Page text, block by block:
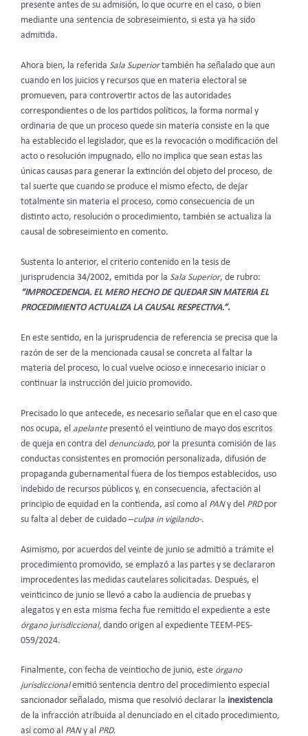
presente antes de su admisión, lo que ocurre en el caso, o bien
mediante una sentencia de sobreseimiento, si esta ya ha sido
admitida.
Ahora bien, la referida Sala Superiortambién ha señalado que aun
cuando en los juicios y recursos que en materia electoral se
promueven, para controvertir actos de las autoridades
correspondientes o de los partidos políticos, la forma normal y
ordinaria de que un proceso quede sin materia consiste en la que
ha establecido el legislador, que es la revocación o modificación del
acto o resolución impugnado, ello no implica que sean estas las
únicas causas para generar la extinción del objeto del proceso, de
tal suerte que cuando se produce el mismo efecto, de dejar
totalmente sin materia el proceso, como consecuencia de un
distinto acto, resolución o procedimiento, también se actualiza la
causal de sobreseimiento en comento.
Sustenta lo anterior, el criterio contenido en la tesis de
jurisprudencia 34/2002, emitida por la Sala Superior, de rubro:
“IMPROCEDENCIA. EL MERO HECHO DE QUEDAR SIN MATERIA EL
PROCEDIMIENTO ACTUALIZA LA CAUSAL RESPECTIVA.”.
En este sentido, en la jurisprudencia de referencia se precisa que la
razón de ser de la mencionada causal se concreta al faltar la
materia del proceso, lo cual vuelve ocioso e innecesario iniciar o
continuar la instrucción del juicio promovido.
Precisado lo que antecede, es necesario señalar que en el caso que
nos ocupa, el apelante presentó el veintiuno de mayo dos escritos
de queja en contra del denunciado, por la presunta comisión de las
conductas consistentes en promoción personalizada, difusión de
propaganda gubernamental fuera de los tiempos establecidos, uso
indebido de recursos públicos y, en consecuencia, afectación al
principio de equidad en la contienda, así como al PANy del PRD por
su falta al deber de cuidado –culpa in vigilando-.
Asimismo, por acuerdos del veinte de junio se admitió a trámite el
procedimiento promovido, se emplazó a las partes y se declararon
improcedentes las medidas cautelares solicitadas. Después, el
veinticinco de junio se llevó a cabo la audiencia de pruebas y
alegatos y en esta misma fecha fue remitido el expediente a este
órgano jurisdiccional, dando origen al expediente TEEM-PES-
059/2024.
Finalmente, con fecha de veintiocho de junio, este órgano
jurisdiccionalemitió sentencia dentro del procedimiento especial
sancionador señalado, misma que resolvió declarar la inexistencia
de la infracción atribuida al denunciado en el citado procedimiento,
así como al PANy al PRD.